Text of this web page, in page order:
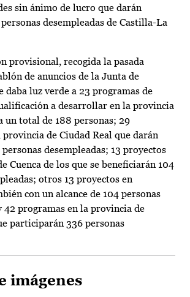
sin ánimo de lucro que darán
desempleadas de Castilla-La
provisional, recogida la pasada
de anuncios de la Junta de
daba luz verde a 23 programas de
a desarrollar en la provincia
un total de 188 personas; 29
de Ciudad Real que darán
desempleadas; 13 proyectos
Cuenca de los que se beneficiarán 104
otros 13 proyectos en
con un alcance de 104 personas
42 programas en la provincia de
participarán 336 personas
imágenes